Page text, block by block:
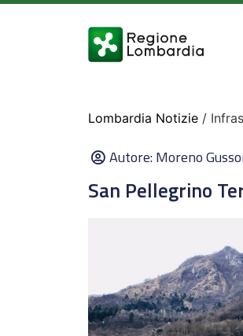
Lombardia Notizie /
Autore:Moreno
San Pellegrino